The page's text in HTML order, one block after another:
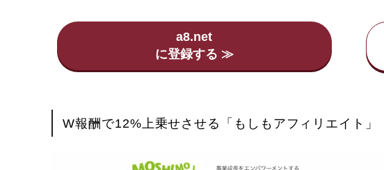
a8.net
W報酬で12%上乗せさせる「もしもアフィリエイト」